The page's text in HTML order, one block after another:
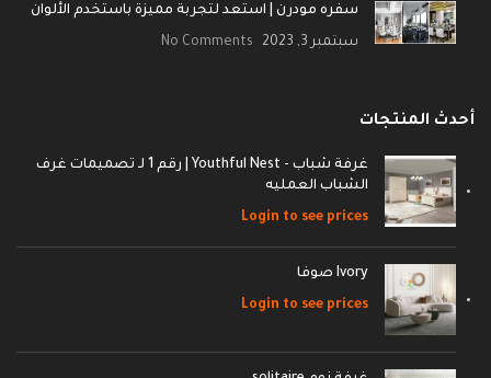
سفره مودرن | استعد لتجربة مميزة باستخدم الألوان
سبتمبر 3, 2023 No Comments
أحدث المنتجات
غرفة شباب - Youthful Nest | رقم 1 لـ تصميمات غرف
الشباب العمليه
Login to see prices
Ivory صوفا
Login to see prices